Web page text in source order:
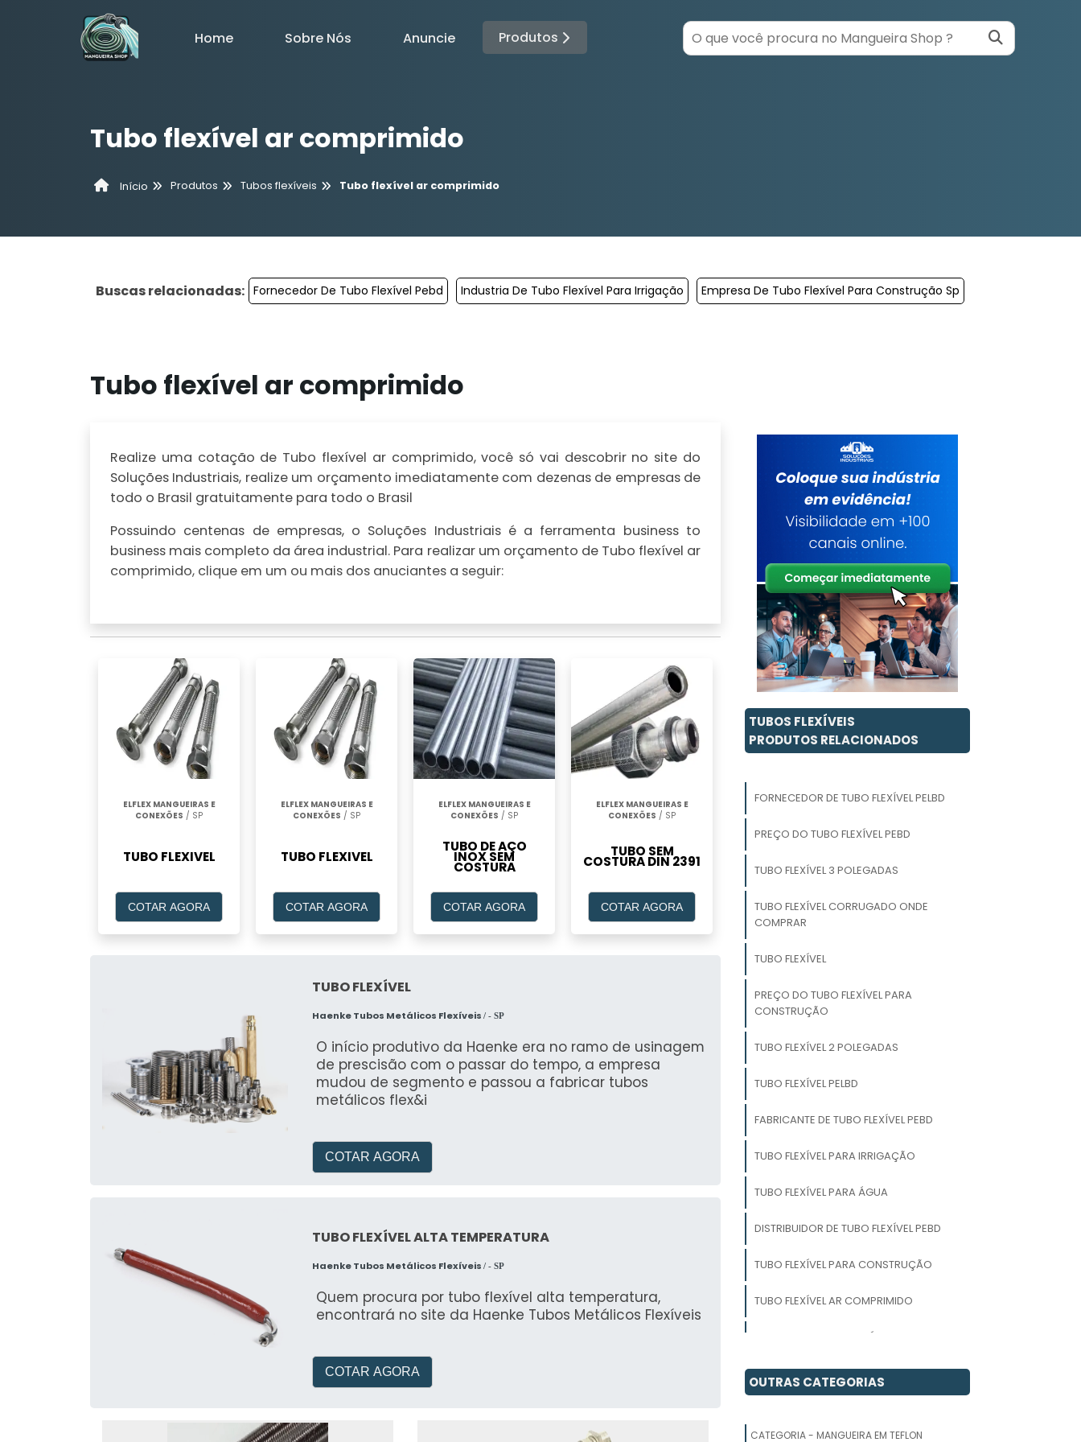
Home Sobre Nós Anuncie Produtos
Tubo flexível ar comprimido
Início Produtos Tubos flexíveis Tubo flexível ar comprimido
Buscas relacionadas: Fornecedor De Tubo Flexível Pebd Industria De Tubo Flexível Para Irrigação Empresa De Tubo Flexível Para Construção Sp
Tubo flexível ar comprimido
Realize uma cotação de Tubo flexível ar comprimido, você só vai descobrir no site do
Soluções Industriais, realize um orçamento imediatamente com dezenas de empresas de
todo o Brasil gratuitamente para todo o Brasil
Possuindo centenas de empresas, o Soluções Industriais é a ferramenta business to
business mais completo da área industrial. Para realizar um orçamento de Tubo flexível ar
comprimido, clique em um ou mais dos anuciantes a seguir:
ELFLEX MANGUEIRAS E
CONEXÕES / SP
TUBO FLEXIVEL
COTAR AGORA
ELFLEX MANGUEIRAS E
CONEXÕES / SP
TUBO FLEXIVEL
COTAR AGORA
ELFLEX MANGUEIRAS E
CONEXÕES / SP
TUBO DE AÇO
INOX SEM
COSTURA
COTAR AGORA
ELFLEX MANGUEIRAS E
CONEXÕES / SP
TUBO SEM
COSTURA DIN 2391
COTAR AGORA
TUBO FLEXÍVEL
Haenke Tubos Metálicos Flexíveis/ - SP
O início produtivo da Haenke era no ramo de usinagem
de prescisão com o passar do tempo, a empresa
mudou de segmento e passou a fabricar tubos
metálicos flex&i
COTAR AGORA
TUBO FLEXÍVEL ALTA TEMPERATURA
Haenke Tubos Metálicos Flexíveis/ - SP
Quem procura por tubo flexível alta temperatura,
encontrará no site da Haenke Tubos Metálicos Flexíveis
COTAR AGORA
TUBOS FLEXÍVEIS
PRODUTOS RELACIONADOS
FORNECEDOR DE TUBO FLEXÍVEL PELBD
PREÇO DO TUBO FLEXÍVEL PEBD
TUBO FLEXÍVEL 3 POLEGADAS
TUBO FLEXÍVEL CORRUGADO ONDE
COMPRAR
TUBO FLEXÍVEL
PREÇO DO TUBO FLEXÍVEL PARA
CONSTRUÇÃO
TUBO FLEXÍVEL 2 POLEGADAS
TUBO FLEXÍVEL PELBD
FABRICANTE DE TUBO FLEXÍVEL PEBD
TUBO FLEXÍVEL PARA IRRIGAÇÃO
TUBO FLEXÍVEL PARA ÁGUA
DISTRIBUIDOR DE TUBO FLEXÍVEL PEBD
TUBO FLEXÍVEL PARA CONSTRUÇÃO
TUBO FLEXÍVEL AR COMPRIMIDO
EMPRESA DE TUBO FLEXÍVEL PARA
INDUSTRIA DE TUBO FLEXÍVEL PELBD
OUTRAS CATEGORIAS
CATEGORIA - MANGUEIRA EM TEFLON